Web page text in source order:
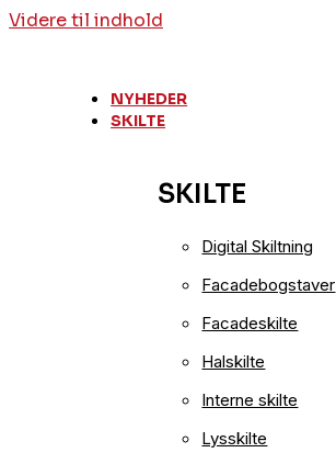
Videre til indhold
NYHEDER
SKILTE
SKILTE
Digital Skiltning
Facadebogstaver
Facadeskilte
Halskilte
Interne skilte
Lysskilte